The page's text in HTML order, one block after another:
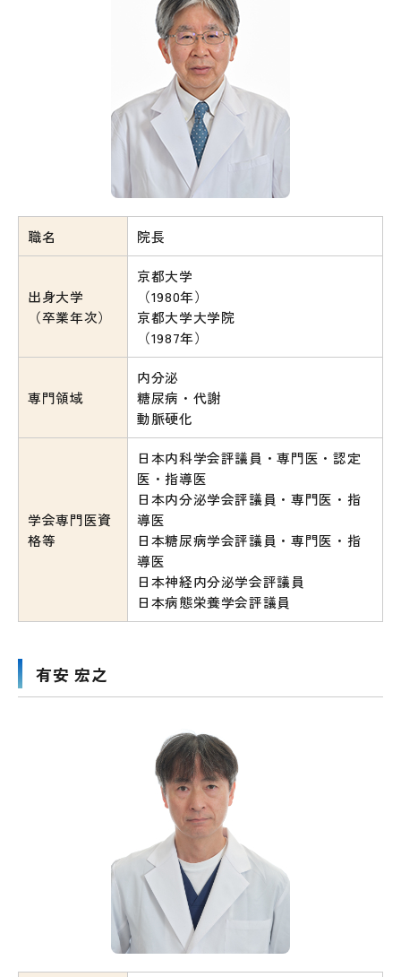
職名 院長
出身大学
（卒業年次）
京都大学
（1980年）
京都大学大学院
（1987年）
専門領域
内分泌
糖尿病・代謝
動脈硬化
学会専門医資
格等
日本内科学会評議員・専門医・認定
医・指導医
日本内分泌学会評議員・専門医・指
導医
日本糖尿病学会評議員・専門医・指
導医
日本神経内分泌学会評議員
日本病態栄養学会評議員
有安 宏之